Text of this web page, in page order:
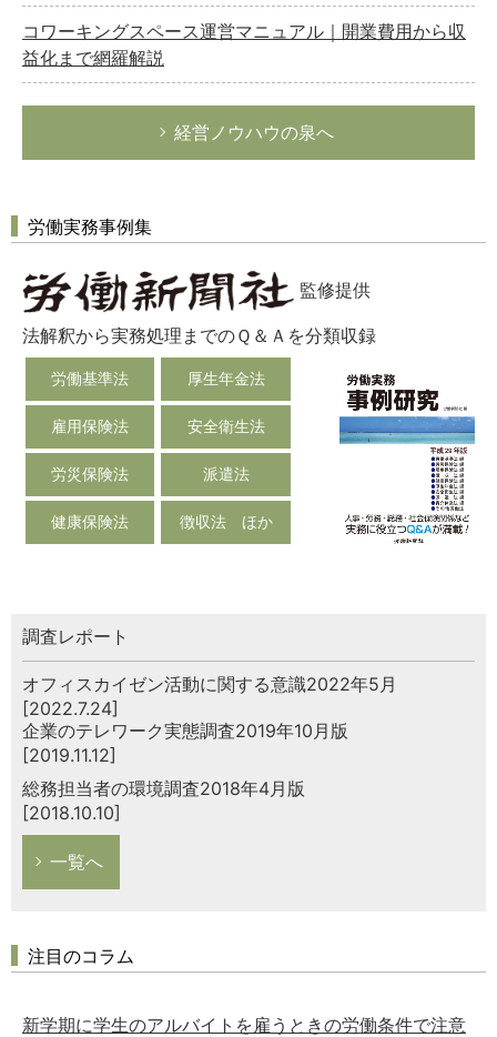
コワーキングスペース運営マニュアル｜開業費用から収
益化まで網羅解説
経営ノウハウの泉へ
労働実務事例集
監修提供
法解釈から実務処理までのＱ＆Ａを分類収録
労働基準法 厚生年金法
雇用保険法 安全衛生法
労災保険法 派遣法
健康保険法 徴収法 ほか
調査レポート
オフィスカイゼン活動に関する意識2022年5月
[2022.7.24]
企業のテレワーク実態調査2019年10月版
[2019.11.12]
総務担当者の環境調査2018年4月版
[2018.10.10]
一覧へ
注目のコラム
新学期に学生のアルバイトを雇うときの労働条件で注意